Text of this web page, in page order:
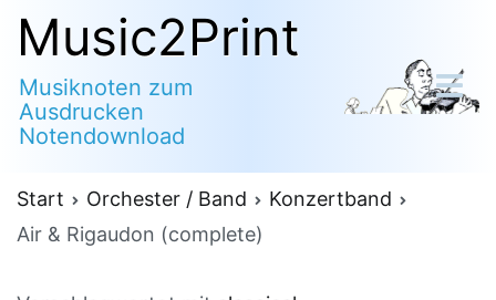
Zum
Inhalt
springen
Music2Print
Musiknoten zum
Ausdrucken
Notendownload
Start Orchester / Band
Konzertband
Air & Rigaudon (complete)